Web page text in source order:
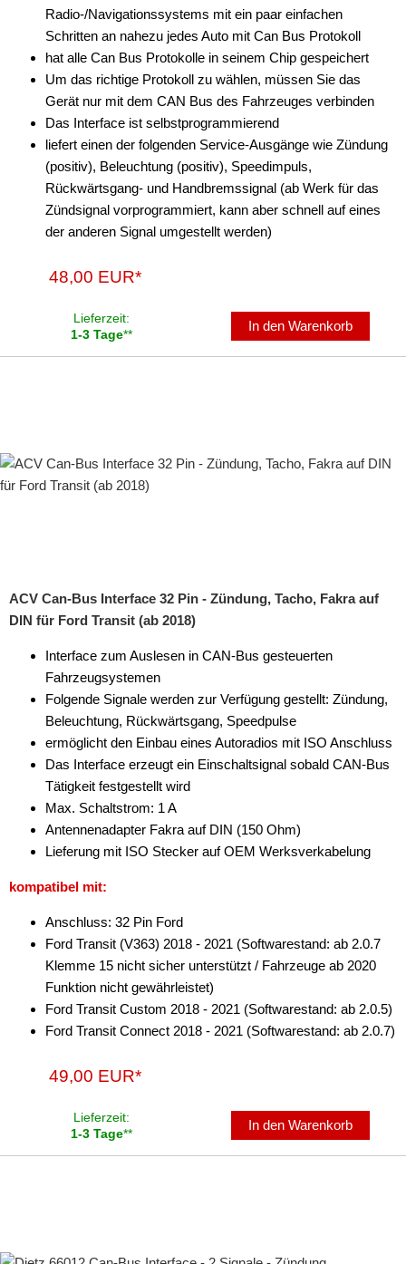
für Toyota
für Valtra
für VW
Universal
Cinch-Kabel
Entstörmaterial
iPod
kabellos Laden
Lautsprecheradapter
Lautsprechereinbauset
Lautsprecherkabel
Lautsprecherringe
Lenkradadapter
Parkscheiben
Radioadapter
Radioblenden
SD-Adapter
Radio-/Navigationssystems mit ein paar einfachen
Schritten an nahezu jedes Auto mit Can Bus Protokoll
hat alle Can Bus Protokolle in seinem Chip gespeichert
Um das richtige Protokoll zu wählen, müssen Sie das
Gerät nur mit dem CAN Bus des Fahrzeuges verbinden
Das Interface ist selbstprogrammierend
liefert einen der folgenden Service-Ausgänge wie Zündung
(positiv), Beleuchtung (positiv), Speedimpuls,
Rückwärtsgang- und Handbremssignal (ab Werk für das
Zündsignal vorprogrammiert, kann aber schnell auf eines
der anderen Signal umgestellt werden)
48,00 EUR*
Lieferzeit:
1-3 Tage**
In den Warenkorb
ACV Can-Bus Interface 32 Pin - Zündung, Tacho, Fakra auf
DIN für Ford Transit (ab 2018)
Interface zum Auslesen in CAN-Bus gesteuerten
Fahrzeugsystemen
Folgende Signale werden zur Verfügung gestellt: Zündung,
Beleuchtung, Rückwärtsgang, Speedpulse
ermöglicht den Einbau eines Autoradios mit ISO Anschluss
Das Interface erzeugt ein Einschaltsignal sobald CAN-Bus
Tätigkeit festgestellt wird
Max. Schaltstrom: 1 A
Antennenadapter Fakra auf DIN (150 Ohm)
Lieferung mit ISO Stecker auf OEM Werksverkabelung
kompatibel mit:
Anschluss: 32 Pin Ford
Ford Transit (V363) 2018 - 2021 (Softwarestand: ab 2.0.7
Klemme 15 nicht sicher unterstützt / Fahrzeuge ab 2020
Funktion nicht gewährleistet)
Ford Transit Custom 2018 - 2021 (Softwarestand: ab 2.0.5)
Ford Transit Connect 2018 - 2021 (Softwarestand: ab 2.0.7)
49,00 EUR*
Lieferzeit:
1-3 Tage**
In den Warenkorb